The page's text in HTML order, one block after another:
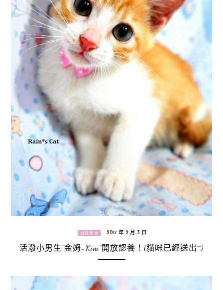
已經送出 2017 年 2 月 3 日
活潑小男生“金姆-Kim”開放認養！(貓咪已經送出^^)